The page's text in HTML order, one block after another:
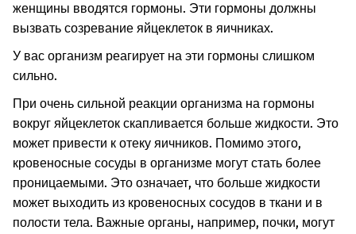
женщины вводятся гормоны. Эти гормоны должны
вызвать созревание яйцеклеток в яичниках.
У вас организм реагирует на эти гормоны слишком
сильно.
При очень сильной реакции организма на гормоны
вокруг яйцеклеток скапливается больше жидкости. Это
может привести к отеку яичников. Помимо этого,
кровеносные сосуды в организме могут стать более
проницаемыми. Это означает, что больше жидкости
может выходить из кровеносных сосудов в ткани и в
полости тела. Важные органы, например, почки, могут